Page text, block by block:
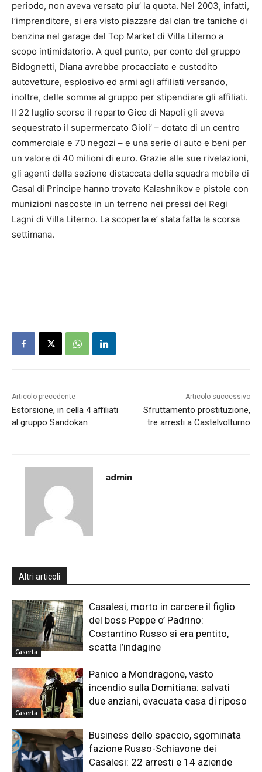
periodo, non aveva versato piu’ la quota. Nel 2003, infatti,
l’imprenditore, si era visto piazzare dal clan tre taniche di
benzina nel garage del Top Market di Villa Literno a
scopo intimidatorio. A quel punto, per conto del gruppo
Bidognetti, Diana avrebbe procacciato e custodito
autovetture, esplosivo ed armi agli affiliati versando,
inoltre, delle somme al gruppo per stipendiare gli affiliati.
Il 22 luglio scorso il reparto Gico di Napoli gli aveva
sequestrato il supermercato Gioli’ – dotato di un centro
commerciale e 70 negozi – e una serie di auto e beni per
un valore di 40 milioni di euro. Grazie alle sue rivelazioni,
gli agenti della sezione distaccata della squadra mobile di
Casal di Principe hanno trovato Kalashnikov e pistole con
munizioni nascoste in un terreno nei pressi dei Regi
Lagni di Villa Literno. La scoperta e’ stata fatta la scorsa
settimana.
Articolo precedente
Estorsione, in cella 4 affiliati
al gruppo Sandokan
Articolo successivo
Sfruttamento prostituzione,
tre arresti a Castelvolturno
admin
Altri articoli
Caserta
Casalesi, morto in carcere il figlio
del boss Peppe o’ Padrino:
Costantino Russo si era pentito,
scatta l’indagine
Caserta
Panico a Mondragone, vasto
incendio sulla Domitiana: salvati
due anziani, evacuata casa di riposo
Business dello spaccio, sgominata
fazione Russo-Schiavone dei
Casalesi: 22 arresti e 14 aziende